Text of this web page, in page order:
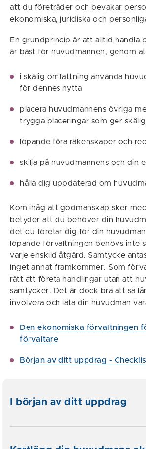
att du företräder och bevakar
ekonomiska, juridiska och
En grundprincip är att alltid handla
är bäst för huvudmannen, genom
i skälig omfattning använda
för dennes nytta
placera huvudmannens övriga
trygga placeringar som ger
löpande föra räkenskaper och
skilja på huvudmannens och din
hålla dig uppdaterad om
Kom ihåg att godmanskap sker
betyder att du behöver din
det du företar dig för din
löpande förvaltningen behövs inte
varje enskild åtgärd. Samtycke
inget annat framkommer. Som
rätt att företa handlingar utan att
samtycker. Det är dock bra att så
involvera och låta din huvudman
Den ekonomiska förvaltningen
förvaltare
Början av ditt uppdrag -
I början av ditt uppdrag